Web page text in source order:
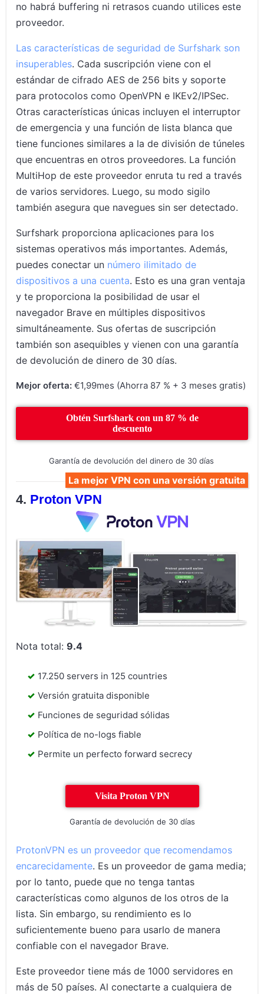
no habrá buffering ni retrasos cuando utilices este
proveedor.
Las características de seguridad de Surfshark son
insuperables. Cada suscripción viene con el
estándar de cifrado AES de 256 bits y soporte
para protocolos como OpenVPN e IKEv2/IPSec.
Otras características únicas incluyen el interruptor
de emergencia y una función de lista blanca que
tiene funciones similares a la de división de túneles
que encuentras en otros proveedores. La función
MultiHop de este proveedor enruta tu red a través
de varios servidores. Luego, su modo sigilo
también asegura que navegues sin ser detectado.
Surfshark proporciona aplicaciones para los
sistemas operativos más importantes. Además,
puedes conectar un número ilimitado de
dispositivos a una cuenta. Esto es una gran ventaja
y te proporciona la posibilidad de usar el
navegador Brave en múltiples dispositivos
simultáneamente. Sus ofertas de suscripción
también son asequibles y vienen con una garantía
de devolución de dinero de 30 días.
Mejor oferta: €1,99mes (Ahorra 87 % + 3 meses gratis)
Obtén Surfshark con un 87 % de
descuento
Garantía de devolución del dinero de 30 días
La mejor VPN con una versión gratuita
Proton VPN
Nota total:9.4
17.250 servers in 125 countries
Versión gratuita disponible
Funciones de seguridad sólidas
Política de no-logs fiable
Permite un perfecto forward secrecy
Visita Proton VPN
Garantía de devolución de 30 días
ProtonVPN es un proveedor que recomendamos
encarecidamente. Es un proveedor de gama media;
por lo tanto, puede que no tenga tantas
características como algunos de los otros de la
lista. Sin embargo, su rendimiento es lo
suficientemente bueno para usarlo de manera
confiable con el navegador Brave.
Este proveedor tiene más de 1000 servidores en
más de 50 países. Al conectarte a cualquiera de